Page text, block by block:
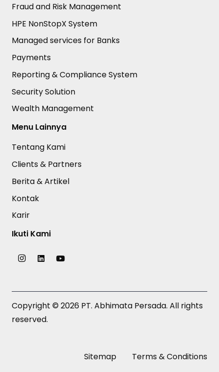
Fraud and Risk Management
HPE NonStopX System
Managed services for Banks
Payments
Reporting & Compliance System
Security Solution
Wealth Management
Menu Lainnya
Tentang Kami
Clients & Partners
Berita & Artikel
Kontak
Karir
Ikuti Kami
Copyright © 2026 PT. Abhimata Persada. All rights
reserved.
Sitemap Terms & Conditions